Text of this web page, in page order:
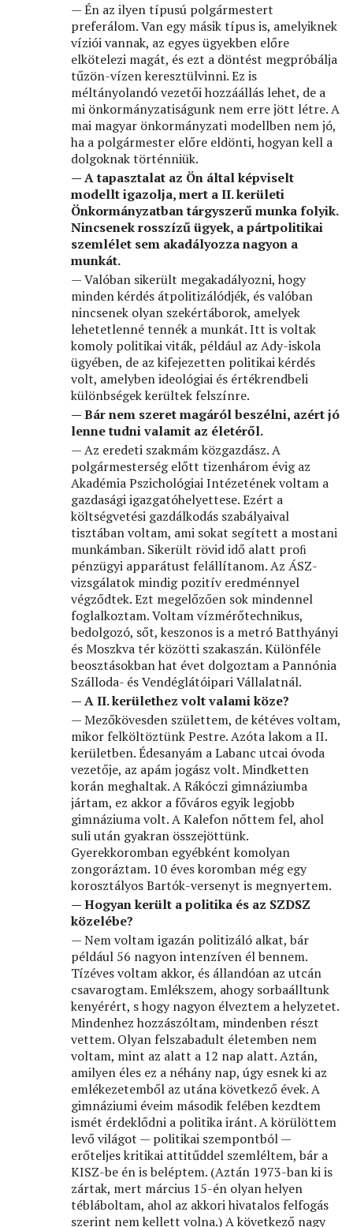
— Én az ilyen típusú polgármestert
preferálom. Van egy másik típus is, amelyiknek
víziói vannak, az egyes ügyekben előre
elkötelezi magát, és ezt a döntést megpróbálja
tűzön-vízen keresztülvinni. Ez is
méltányolandó vezetői hozzáállás lehet, de a
mi önkormányzatiságunk nem erre jött létre. A
mai magyar önkormányzati modellben nem jó,
ha a polgármester előre eldönti, hogyan kell a
dolgoknak történniük.
— A tapasztalat az Ön által képviselt
modellt igazolja, mert a II. kerületi
Önkormányzatban tárgyszerű munka folyik.
Nincsenek rosszízű ügyek, a pártpolitikai
szemlélet sem akadályozza nagyon a
munkát.
— Valóban sikerült megakadályozni, hogy
minden kérdés átpolitizálódjék, és valóban
nincsenek olyan szekértáborok, amelyek
lehetetlenné tennék a munkát. Itt is voltak
komoly politikai viták, például az Ady-iskola
ügyében, de az kifejezetten politikai kérdés
volt, amelyben ideológiai és értékrendbeli
különbségek kerültek felszínre.
— Bár nem szeret magáról beszélni, azért jó
lenne tudni valamit az életéről.
— Az eredeti szakmám közgazdász. A
polgármesterség előtt tizenhárom évig az
Akadémia Pszichológiai Intézetének voltam a
gazdasági igazgatóhelyettese. Ezért a
költségvetési gazdálkodás szabályaival
tisztában voltam, ami sokat segített a mostani
munkámban. Sikerült rövid idő alatt proﬁ
pénzügyi apparátust felállítanom. Az ÁSZ-
vizsgálatok mindig pozitív eredménnyel
végződtek. Ezt megelőzően sok mindennel
foglalkoztam. Voltam vízmérőtechnikus,
bedolgozó, sőt, keszonos is a metró Batthyányi
és Moszkva tér közötti szakaszán. Különféle
beosztásokban hat évet dolgoztam a Pannónia
Szálloda- és Vendéglátóipari Vállalatnál.
— A II. kerülethez volt valami köze?
— Mezőkövesden születtem, de kétéves voltam,
mikor felköltöztünk Pestre. Azóta lakom a II.
kerületben. Édesanyám a Labanc utcai óvoda
vezetője, az apám jogász volt. Mindketten
korán meghaltak. A Rákóczi gimnáziumba
jártam, ez akkor a főváros egyik legjobb
gimnáziuma volt. A Kalefon nőttem fel, ahol
suli után gyakran összejöttünk.
Gyerekkoromban egyébként komolyan
zongoráztam. 10 éves koromban még egy
korosztályos Bartók-versenyt is megnyertem.
— Hogyan került a politika és az SZDSZ
közelébe?
— Nem voltam igazán politizáló alkat, bár
például 56 nagyon intenzíven él bennem.
Tízéves voltam akkor, és állandóan az utcán
csavarogtam. Emlékszem, ahogy sorbaálltunk
kenyérért, s hogy nagyon élveztem a helyzetet.
Mindenhez hozzászóltam, mindenben részt
vettem. Olyan felszabadult életemben nem
voltam, mint az alatt a 12 nap alatt. Aztán,
amilyen éles ez a néhány nap, úgy esnek ki az
emlékezetemből az utána következő évek. A
gimnáziumi éveim második felében kezdtem
ismét érdeklődni a politika iránt. A körülöttem
levő világot — politikai szempontból —
erőteljes kritikai attitűddel szemléltem, bár a
KISZ-be én is beléptem. (Aztán 1973-ban ki is
zártak, mert március 15-én olyan helyen
tébláboltam, ahol az akkori hivatalos felfogás
szerint nem kellett volna.) A következő nagy